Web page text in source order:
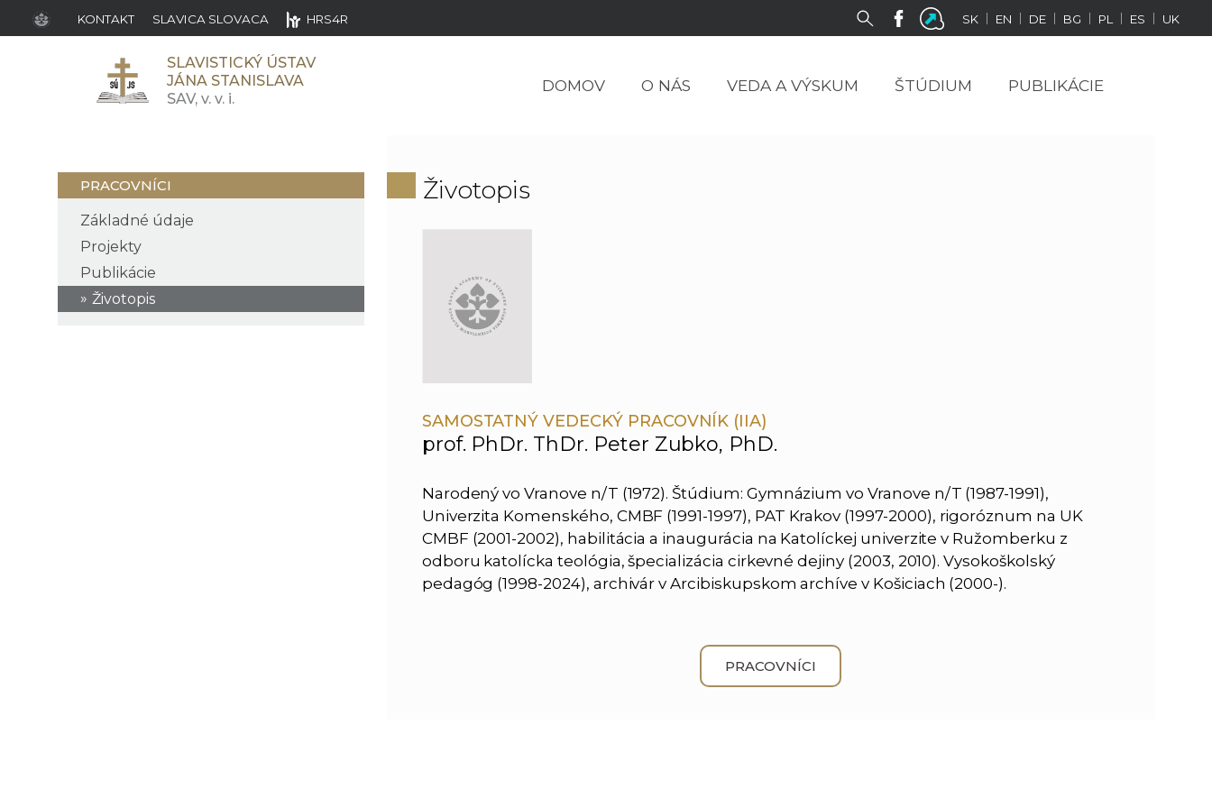
SLAVISTICKÝ ÚSTAV
JÁNA STANISLAVA
SAV, v. v. i.
DOMOV O NÁS VEDA A VÝSKUM ŠTÚDIUM PUBLIKÁCIE
KONTAKT SLAVICA SLOVACA HRS4R UK
ES |
PL |
BG |
DE |
EN |
SK |
PRACOVNÍCI
Základné údaje
Projekty
Publikácie
Životopis
Životopis
SAMOSTATNÝ VEDECKÝ PRACOVNÍK (IIA)
prof. PhDr. ThDr. Peter Zubko, PhD.
Narodený vo Vranove n/T (1972). Štúdium: Gymnázium vo Vranove n/T (1987-1991),
Univerzita Komenského, CMBF (1991-1997), PAT Krakov (1997-2000), rigoróznum na UK
CMBF (2001-2002), habilitácia a inaugurácia na Katolíckej univerzite v Ružomberku z
odboru katolícka teológia, špecializácia cirkevné dejiny (2003, 2010). Vysokoškolský
pedagóg (1998-2024), archivár v Arcibiskupskom archíve v Košiciach (2000-).
PRACOVNÍCI